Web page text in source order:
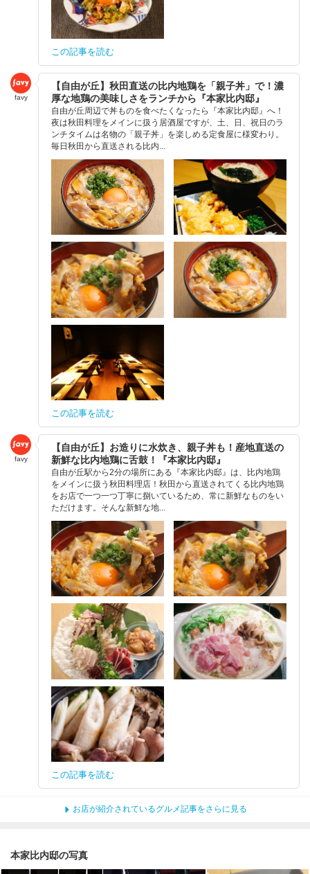
この記事を読む
favy
【自由が丘】秋田直送の比内地鶏を「親子丼」で！濃
厚な地鶏の美味しさをランチから『本家比内邸』
自由が丘周辺で丼ものを食べたくなったら『本家比内邸』へ！
夜は秋田料理をメインに扱う居酒屋ですが、土、日、祝日のラ
ンチタイムは名物の「親子丼」を楽しめる定食屋に様変わり。
毎日秋田から直送される比内...
この記事を読む
favy
【自由が丘】お造りに水炊き、親子丼も！産地直送の
新鮮な比内地鶏に舌鼓！『本家比内邸』
自由が丘駅から2分の場所にある『本家比内邸』は、比内地鶏
をメインに扱う秋田料理店！秋田から直送されてくる比内地鶏
をお店で一つ一つ丁寧に捌いているため、常に新鮮なものをい
ただけます。そんな新鮮な地...
この記事を読む
お店が紹介されているグルメ記事をさらに見る
本家比内邸の写真